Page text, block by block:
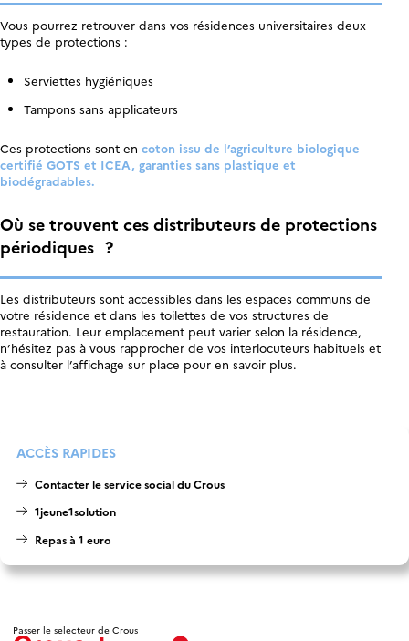
Vous pourrez retrouver dans vos résidences universitaires deux
types de protections :
Serviettes hygiéniques
Tampons sans applicateurs
Ces protections sont en coton issu de l’agriculture biologique
certifié GOTS et ICEA, garanties sans plastique et
biodégradables.
Où se trouvent ces distributeurs de protections
périodiques ?
Les distributeurs sont accessibles dans les espaces communs de
votre résidence et dans les toilettes de vos structures de
restauration. Leur emplacement peut varier selon la résidence,
n’hésitez pas à vous rapprocher de vos interlocuteurs habituels et
à consulter l’affichage sur place pour en savoir plus.
ACCÈS RAPIDES
Contacter le service social du Crous
1jeune1solution
Repas à 1 euro
Passer le selecteur de Crous